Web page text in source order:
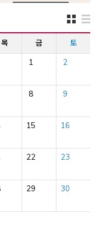
목 금 토
1 2
8 9
15 16
22 23
29 30